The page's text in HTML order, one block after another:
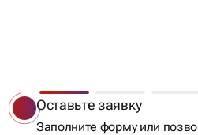
Оставьте заявку
Заполните форму или